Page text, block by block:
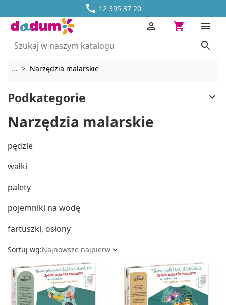
 12 395 37 20
DOSTAWA OD 13,70 ZŁ





... Rozwiń breadcrumbs
Narzędzia malarskie
Podkategorie 
Narzędzia malarskie
pędzle
wałki
palety
pojemniki na wodę
fartuszki, osłony
Sortuj wg:Najnowsze najpierw 